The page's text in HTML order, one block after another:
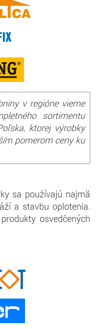
v regióne vieme
sortimentu
ktorej výrobky
pomerom ceny ku
sa používajú najmä
a stavbu oplotenia.
osvedčených